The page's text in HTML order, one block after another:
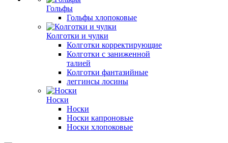
Гольфы
Гольфы хлопоковые
Колготки и чулки
Колготки корректирующие
Колготки с заниженной
талией
Колготки фантазийные
леггинсы лосины
Носки
Носки
Носки капроновые
Носки хлопоковые